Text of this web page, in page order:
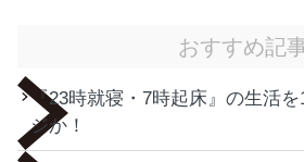
おすすめ記
『23時就寝・7時起床』の生活
ジか！